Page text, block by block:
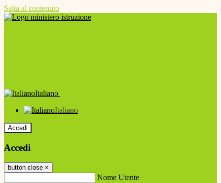
Salta al contenuto
Italiano
Italiano
Accedi
Accedi
button close ×
Nome Utente